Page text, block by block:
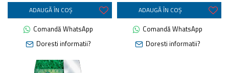
ADAUGĂ ÎN COŞ
Comandă WhatsApp
Doresti informatii?
ADAUGĂ ÎN COŞ
Comandă WhatsApp
Doresti informatii?